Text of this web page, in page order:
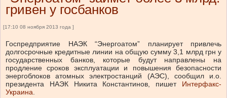
гривен у госбанков
[17:10 08 ноября 2013 года ]
Госпредприятие НАЭК “Энергоатом” планирует привлечь
долгосрочные кредитные линии на общую сумму 3,1 млрд грн у
государственных банков, которые будут направлены на
продление сроков эксплуатации и повышения безопасности
энергоблоков атомных электростанций (АЭС), сообщил и.о.
президента НАЭК Никита Константинов, пишет Интерфакс-
Украина.